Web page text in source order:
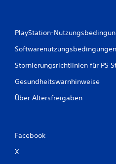
PlayStation-
Softwarenutzungsbedingungen
Stornierungsrichtlinien für PS
Gesundheitswarnhinweise
Über Altersfreigaben
Facebook
X